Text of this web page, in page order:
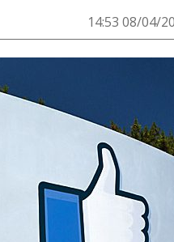
08/04/2018